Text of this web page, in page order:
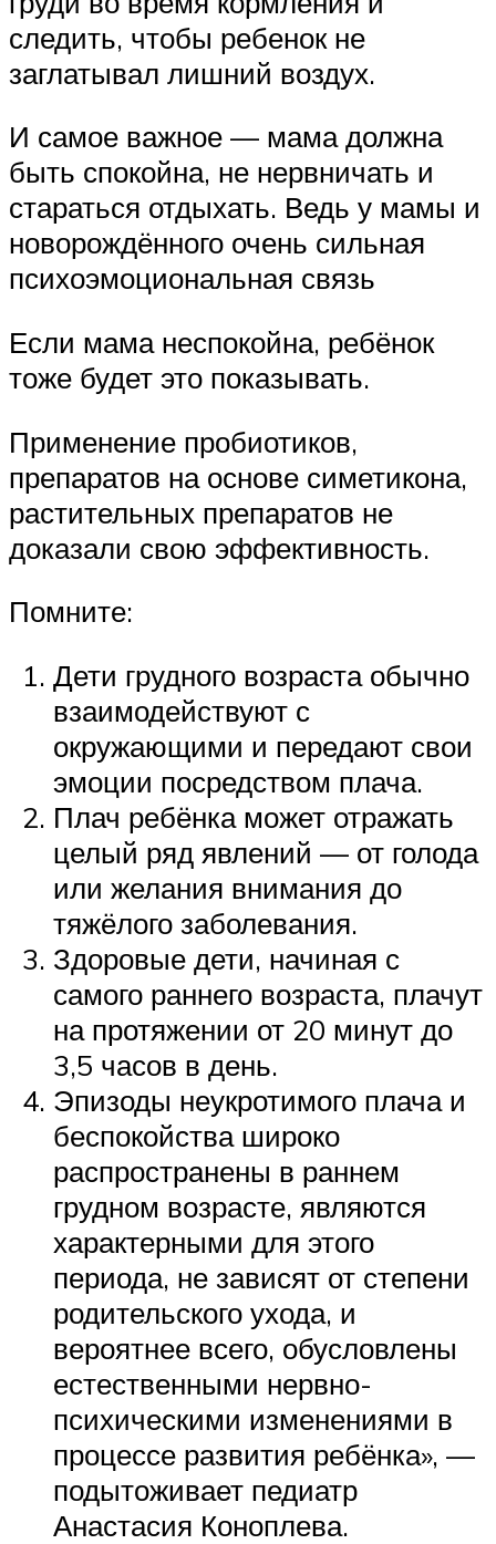
следить, чтобы ребенок не
заглатывал лишний воздух.
И самое важное — мама должна
быть спокойна, не нервничать и
стараться отдыхать. Ведь у мамы и
новорождённого очень сильная
психоэмоциональная связь
Если мама неспокойна, ребёнок
тоже будет это показывать.
Применение пробиотиков,
препаратов на основе симетикона,
растительных препаратов не
доказали свою эффективность.
Помните:
Дети грудного возраста обычно
взаимодействуют с
окружающими и передают свои
эмоции посредством плача.
Плач ребёнка может отражать
целый ряд явлений — от голода
или желания внимания до
тяжёлого заболевания.
Здоровые дети, начиная с
самого раннего возраста, плачут
на протяжении от 20 минут до
3,5 часов в день.
Эпизоды неукротимого плача и
беспокойства широко
распространены в раннем
грудном возрасте, являются
характерными для этого
периода, не зависят от степени
родительского ухода, и
вероятнее всего, обусловлены
естественными нервно-
психическими изменениями в
процессе развития ребёнка», —
подытоживает педиатр
Анастасия Коноплева.